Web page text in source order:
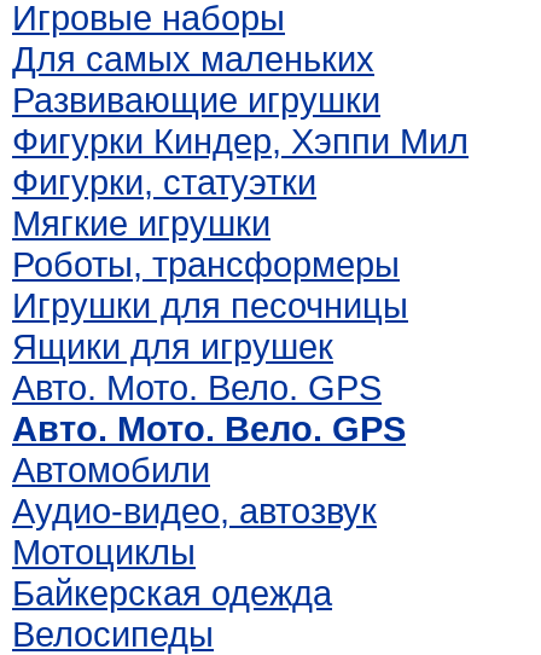
Игровые наборы
Для самых маленьких
Развивающие игрушки
Фигурки Киндер, Хэппи Мил
Фигурки, статуэтки
Мягкие игрушки
Роботы, трансформеры
Игрушки для песочницы
Ящики для игрушек
Авто. Мото. Вело. GPS
Авто. Мото. Вело. GPS
Автомобили
Аудио-видео, автозвук
Мотоциклы
Байкерская одежда
Велосипеды